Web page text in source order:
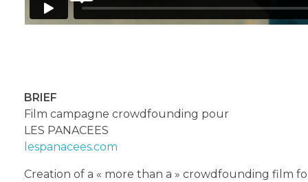
BRIEF
Film campagne crowdfounding pour
LES PANACEES
lespanacees.com
Creation of a « more than a » crowdfounding film